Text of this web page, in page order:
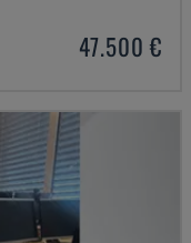
47.500 €